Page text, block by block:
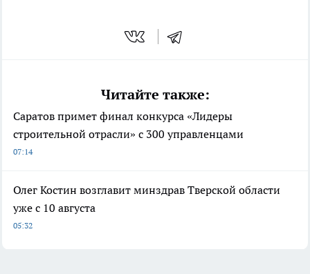
Читайте также:
Саратов примет финал конкурса «Лидеры
строительной отрасли» с 300 управленцами
07:14
Олег Костин возглавит минздрав Тверской области
уже с 10 августа
05:32